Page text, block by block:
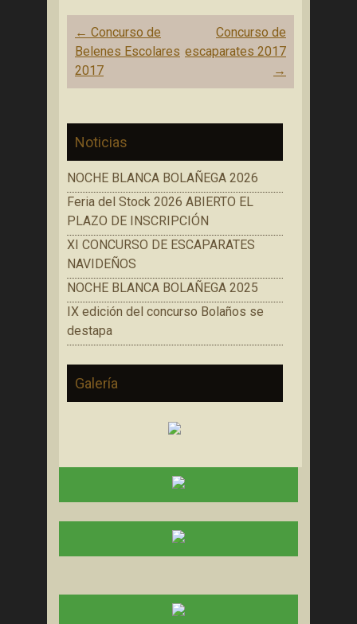
Navegación
de
entradas
← Concurso de
Belenes Escolares
2017
Concurso de
escaparates 2017
→
Noticias
NOCHE BLANCA BOLAÑEGA 2026
Feria del Stock 2026 ABIERTO EL
PLAZO DE INSCRIPCIÓN
XI CONCURSO DE ESCAPARATES
NAVIDEÑOS
NOCHE BLANCA BOLAÑEGA 2025
IX edición del concurso Bolaños se
destapa
Galería